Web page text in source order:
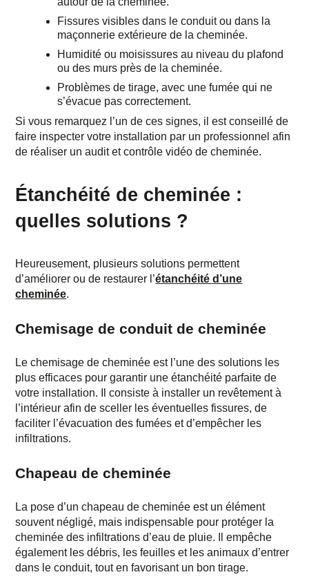
Fissures visiblesdans le conduit ou dans la
maçonnerie extérieure de la cheminée.
Humiditéou moisissures au niveau du plafond
ou des murs près de la cheminée.
Problèmes de tirage, avec une fumée qui ne
s’évacue pas correctement.
Si vous remarquez l’un de ces signes, il est conseillé de
faire inspecter votre installation par un professionnel afin
de réaliser unaudit et contrôle vidéo de cheminée.
Étanchéité de cheminée :
quelles solutions ?
Heureusement, plusieurs solutions permettent
d’améliorer ou de restaurer l’étanchéité d’une
cheminée.
Chemisage de conduit de cheminée
Lechemisage de cheminée est l’une des solutions les
plus efficaces pour garantir une étanchéité parfaite de
votre installation. Il consiste à installer un revêtement à
l’intérieur afin de sceller les éventuelles fissures, de
faciliter l’évacuation des fumées et d’empêcher les
infiltrations.
Chapeau de cheminée
La pose d’unchapeau de cheminée est un élément
souvent négligé, mais indispensable pour protéger la
cheminée des infiltrations d’eau de pluie. Il empêche
également les débris, les feuilles et les animaux d’entrer
dans le conduit, tout en favorisant un bon tirage.